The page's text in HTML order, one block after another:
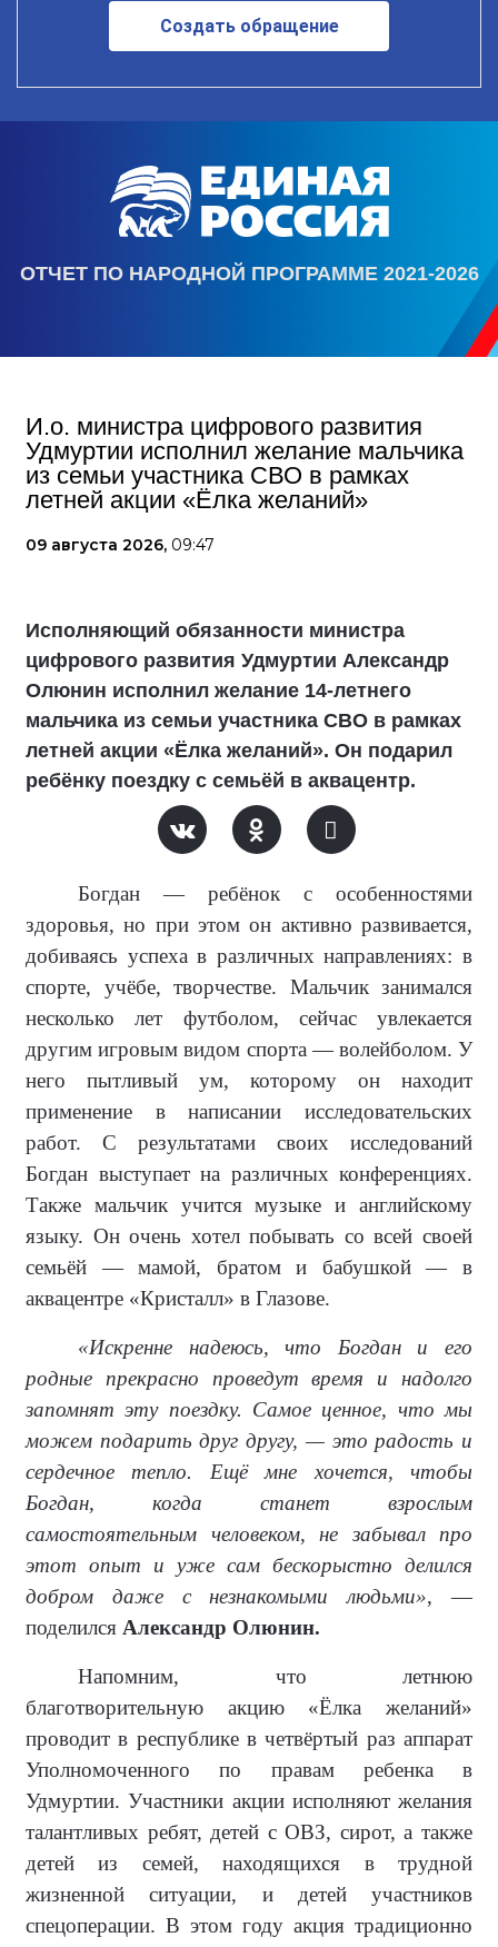
Создать обращение
ОТЧЕТ ПО НАРОДНОЙ ПРОГРАММЕ 2021-2026
И.о. министра цифрового развития
Удмуртии исполнил желание мальчика
из семьи участника СВО в рамках
летней акции «Ёлка желаний»
09 августа 2026, 09:47
Исполняющий обязанности министра
цифрового развития Удмуртии Александр
Олюнин исполнил желание 14-летнего
мальчика из семьи участника СВО в рамках
летней акции «Ёлка желаний». Он подарил
ребёнку поездку с семьёй в аквацентр.
Богдан — ребёнок с особенностями
здоровья, но при этом он активно развивается,
добиваясь успеха в различных направлениях: в
спорте, учёбе, творчестве. Мальчик занимался
несколько лет футболом, сейчас увлекается
другим игровым видом спорта — волейболом. У
него пытливый ум, которому он находит
применение в написании исследовательских
работ. С результатами своих исследований
Богдан выступает на различных конференциях.
Также мальчик учится музыке и английскому
языку. Он очень хотел побывать со всей своей
семьёй — мамой, братом и бабушкой — в
аквацентре «Кристалл» в Глазове.
«Искренне надеюсь, что Богдан и его
родные прекрасно проведут время и надолго
запомнят эту поездку. Самое ценное, что мы
можем подарить друг другу, — это радость и
сердечное тепло. Ещё мне хочется, чтобы
Богдан, когда станет взрослым
самостоятельным человеком, не забывал про
этот опыт и уже сам бескорыстно делился
добром даже с незнакомыми людьми», —
поделился Александр Олюнин.
Напомним, что летнюю
благотворительную акцию «Ёлка желаний»
проводит в республике в четвёртый раз аппарат
Уполномоченного по правам ребенка в
Удмуртии. Участники акции исполняют желания
талантливых ребят, детей с ОВЗ, сирот, а также
детей из семей, находящихся в трудной
жизненной ситуации, и детей участников
спецоперации. В этом году акция традиционно